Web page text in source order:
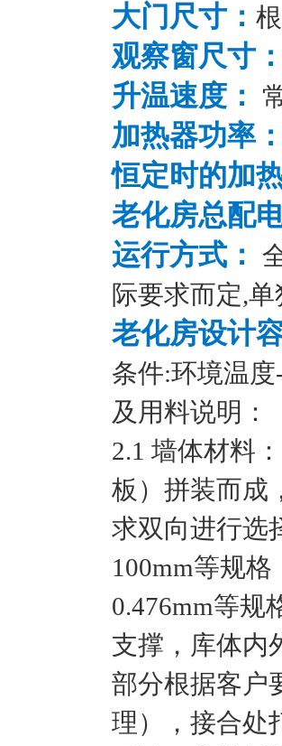
大门尺寸：
观察窗尺寸
升温速度：
加热器功率
恒定时的加
老化房总配
运行方式：
际要求而定,
老化房设计
条件:环境温
及用料说明：
2.1 墙体材料
板）拼装而成
求双向进行选
100mm等规
0.476mm等规
支撑，库体内
部分根据客户
理），接合处